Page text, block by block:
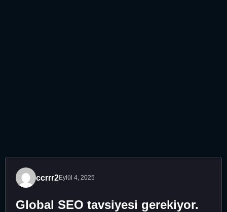
ccrrr2Eylül 4, 2025
Global SEO tavsiyesi gerekiyor.